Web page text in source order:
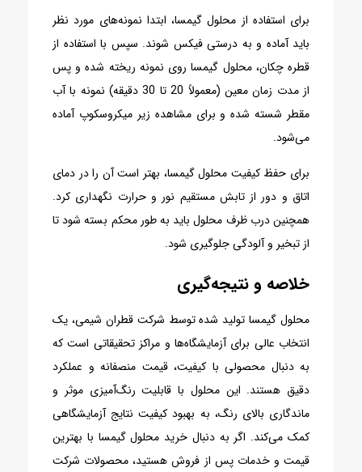
برای استفاده از محلول گیمسا، ابتدا نمونه‌های مورد نظر
باید آماده و به درستی فیکس شوند. سپس با استفاده از
قطره چکان، محلول گیمسا روی نمونه ریخته شده و پس
از مدت زمان معین (معمولاً 20 تا 30 دقیقه) نمونه با آب
مقطر شسته شده و برای مشاهده زیر میکروسکوپ آماده
می‌شود.
برای حفظ کیفیت محلول گیمسا، بهتر است آن را در دمای
اتاق و دور از تابش مستقیم نور و حرارت نگهداری کرد.
همچنین درب ظرف محلول باید به طور محکم بسته شود تا
از تبخیر و آلودگی جلوگیری شود.
خلاصه و نتیجه‌گیری
محلول گیمسا تولید شده توسط شرکت قطران شیمی، یک
انتخاب عالی برای آزمایشگاه‌ها و مراکز تحقیقاتی است که
به دنبال محصولی با کیفیت، قیمت منصفانه و عملکرد
دقیق هستند. این محلول با قابلیت رنگ‌آمیزی موثر و
ماندگاری بالای رنگ، به بهبود کیفیت نتایج آزمایشگاهی
کمک می‌کند. اگر به دنبال خرید محلول گیمسا با بهترین
قیمت و خدمات پس از فروش هستید، محصولات شرکت